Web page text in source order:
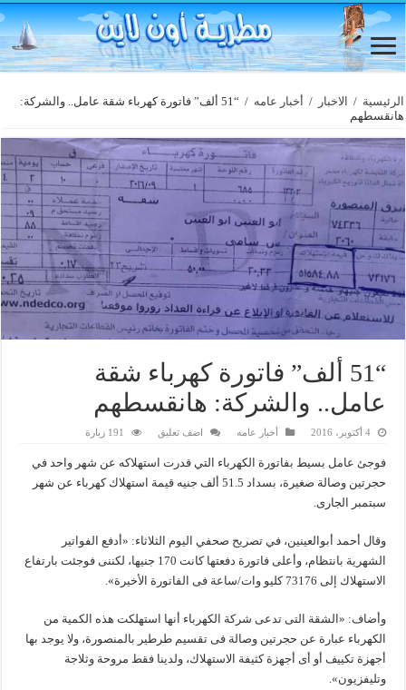
الرئيسية / الاخبار / أخبار عامه /
“51 ألف” فاتورة كهرباء شقة عامل.. والشركة:
هانقسطهم
“51 ألف” فاتورة كهرباء شقة
عامل.. والشركة: هانقسطهم
4 أكتوبر، 2016 أخبار عامه اضف تعليق 191 زيارة
فوجئ عامل بسيط بفاتورة الكهرباء التي قدرت استهلاكه عن شهر واحد في
حجرتين وصالة صغيرة، بسداد 51.5 ألف جنيه قيمة استهلاك كهرباء عن شهر
سبتمبر الجارى.
وقال أحمد أبوالعينين، في تصريح صحفي اليوم الثلاثاء: «أدفع الفواتير
الشهرية بانتظام، وأعلى فاتورة دفعتها كانت 170 جنيها، لكننى فوجئت بارتفاع
الاستهلاك إلى 73176 كليو وات/ساعة فى الفاتورة الأخيرة».
وأضاف: «الشقة التى تدعى شركة الكهرباء أنها استهلكت هذه الكمية من
الكهرباء عبارة عن حجرتين وصالة فى تقسيم طرطير بالمنصورة، ولا يوجد بها
أجهزة تكييف أو أى أجهزة كثيفة الاستهلاك، ولدينا فقط مروحة وثلاجة
وتليفزيون».